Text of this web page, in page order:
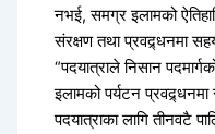
नभई, समग्र इलामको
संरक्षण तथा प्रवद्र्धनमा
“पदयात्राले निसान
इलामको पर्यटन
पदयात्राका लागि तीनवटै